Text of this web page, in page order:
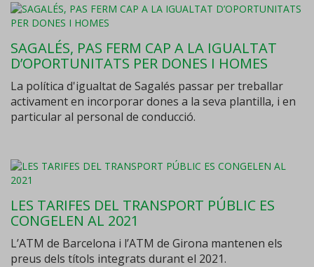
SAGALÉS, PAS FERM CAP A LA IGUALTAT
D’OPORTUNITATS PER DONES I HOMES
La política d'igualtat de Sagalés passar per treballar
activament en incorporar dones a la seva plantilla, i en
particular al personal de conducció.
LES TARIFES DEL TRANSPORT PÚBLIC ES
CONGELEN AL 2021
L’ATM de Barcelona i l’ATM de Girona mantenen els
preus dels títols integrats durant el 2021.